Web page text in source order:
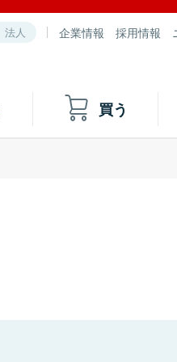
法人 企業情報 採用情報
買う